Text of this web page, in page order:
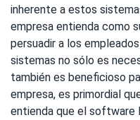
inherente a estos
empresa entienda como
persuadir a los
sistemas no sólo es
también es beneficioso
empresa, es primordial
entienda que el software